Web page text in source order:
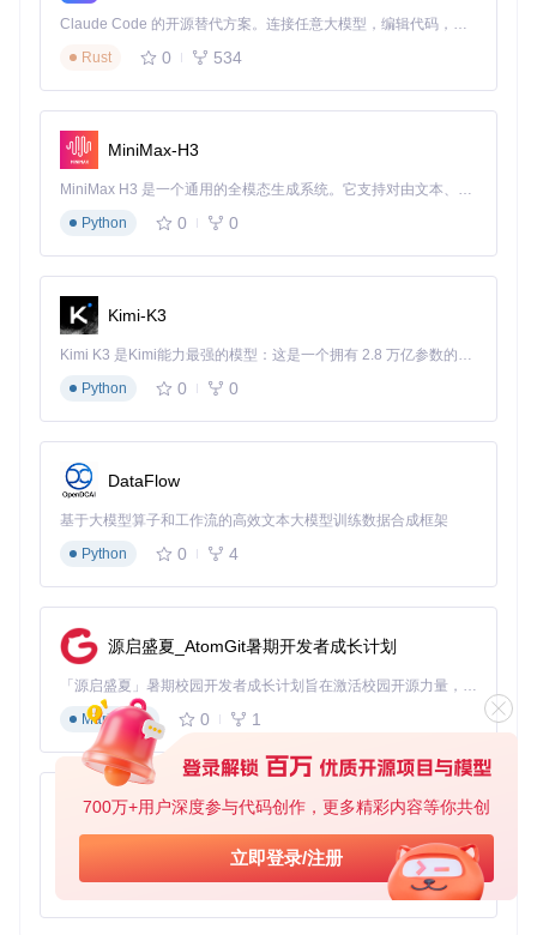
700万+用户深度参与代码创作，更多精彩内容等你共创
立即登录/注册
查，难以覆盖全部数据；质量问题反馈后，无法追踪修改过程
是否符合要求；不同标注员的标注风格差异导致数据一致性
量黑箱状态使得标注数据的可信度降低，模型训练时需要额外
投入大量精力进行数据清洗，部分项目的数据预处理时间甚至
超过模型开发周期。
进度模糊化：项目管理的决策困境
标注项目的进度跟踪依赖人工汇报，数据滞后且主观性强。管
交付时间；当出现标注员任务负荷不均时，无法及时调整分配
方案，导致部分人员过载而部分人员闲置；紧急任务插入时，
缺乏优先级调度机制，可能导致关键节点延误。这种进度模糊
状态使得项目风险增加，据行业调研显示，约65%的计算机视
觉项目因标注进度失控而延期交付。
工具价值：构建智能化标注管理体系
专业的视觉标注工具通过技术创新，从根本上解决传统流程的
痛点，构建集任务分发、质量控制、进度跟踪于一体的智能化
管理体系。这些工具不仅提供标注界面，更重要的是建立了数
据流转的闭环机制，实现标注全流程的可控与可追溯。
任务智能调度：动态负载均衡算法
先进的标注工具采用基于实时负载的任务分配算法，根据标注
员的历史效率、当前任务量、专业领域等多维度数据，自动分
配最适合的任务。系统会持续监控每个标注员的完成速度与质
量指标，当发现某个标注员效率下降时，自动调整后续任务分
配，避免出现任务堆积。例如，对于包含多种物体类别的标注
任务，系统会将擅长车辆标注的人员分配更多车辆相关数据，
而将擅长行人标注的人员分配对应任务，这种专业化分工可使
整体效率提升25%以上。
图：标注任务智能调度系统界面，展示任务分配、进度跟踪与
效率分析的一体化视图，支持视觉标注团队协同管理。
质量量化评估：多维度评分模型
专业标注工具内置质量评估模块，通过以下机制确保标注质
Claude Code 的开源替代方案。连接任意大模型，编辑代码，运行命令，自动验证 — 全自动执行。用 Rust 构建，极致性能。 ｜ An open-source alternative to Claude Code. Connect any LLM, edit code, run commands, and verify changes — autonomously. Built in Rust for speed. Get Started
Rust
0 534
MiniMax-H3
MiniMax H3 是一个通用的全模态生成系统。它支持对由文本、图像、视频和音频组成的多模态上下文进行统一理解，并能生成分辨率高达 2K、时长可达 15 秒的带原生立体声音频的视频。得益于面向任务泛化的系统设计，H3 在预训练阶段就已具备广泛的多模态上下文理解与生成能力，能够出色地执行复杂的多模态指令。
Python
0 0
Kimi-K3
Kimi K3 是Kimi能力最强的模型：这是一个拥有 2.8 万亿参数的混合专家（MoE）模型，具备原生视觉理解能力，并支持 100 万 token 的上下文窗口。
Python
0 0
DataFlow
基于大模型算子和工作流的高效文本大模型训练数据合成框架
Python
0 4
源启盛夏_AtomGit暑期开发者成长计划
「源启盛夏」暑期校园开发者成长计划旨在激活校园开源力量，通过积分激励、认证扶持、资源倾斜等形式，引导高校组织和开发者完成「入驻 — 建项目 — 做贡献 — 获认证 — 得资源」的完整闭环。无论你是想带领社团入驻平台的组织者，还是希望用代码贡献证明自己的开发者，都能在这里找到属于你的成长路径。
Markdown
0 1
py-xiaozhi
基于Python的Xiaozhi AI，适用于想要完整Xiaozhi体验而无需拥有专用硬件的用户。
Python
0 1